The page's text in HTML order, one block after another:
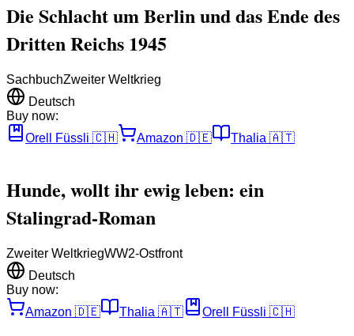
Die Schlacht um Berlin und das Ende des
Dritten Reichs 1945
SachbuchZweiter Weltkrieg
Deutsch
Buy now:
Orell Füssli 🇨🇭 Amazon 🇩🇪 Thalia 🇦🇹
Hunde, wollt ihr ewig leben: ein
Stalingrad-Roman
Zweiter WeltkriegWW2-Ostfront
Deutsch
Buy now:
Amazon 🇩🇪 Thalia 🇦🇹 Orell Füssli 🇨🇭